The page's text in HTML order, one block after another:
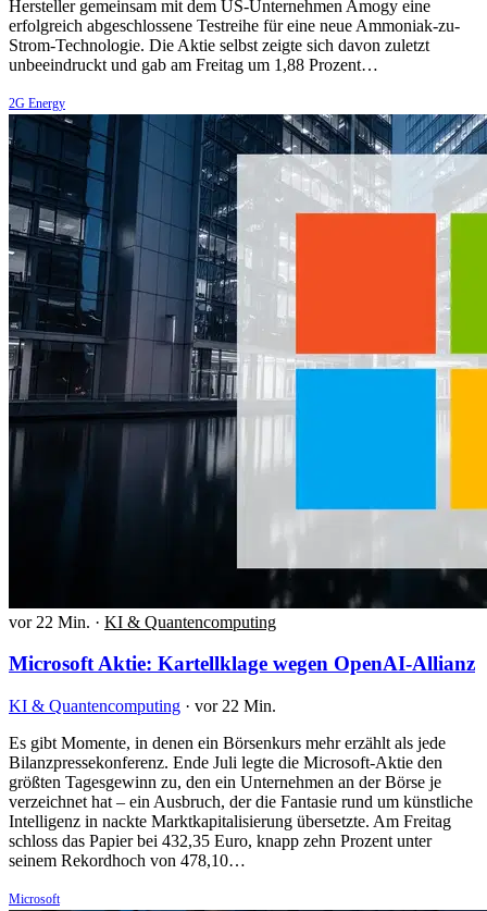
Hersteller gemeinsam mit dem US-Unternehmen Amogy eine
erfolgreich abgeschlossene Testreihe für eine neue Ammoniak-zu-
Strom-Technologie. Die Aktie selbst zeigte sich davon zuletzt
unbeeindruckt und gab am Freitag um 1,88 Prozent…
2G Energy
vor 22 Min. · KI & Quantencomputing
Microsoft Aktie: Kartellklage wegen OpenAI-Allianz
KI & Quantencomputing · vor 22 Min.
Es gibt Momente, in denen ein Börsenkurs mehr erzählt als jede
Bilanzpressekonferenz. Ende Juli legte die Microsoft-Aktie den
größten Tagesgewinn zu, den ein Unternehmen an der Börse je
verzeichnet hat – ein Ausbruch, der die Fantasie rund um künstliche
Intelligenz in nackte Marktkapitalisierung übersetzte. Am Freitag
schloss das Papier bei 432,35 Euro, knapp zehn Prozent unter
seinem Rekordhoch von 478,10…
Microsoft